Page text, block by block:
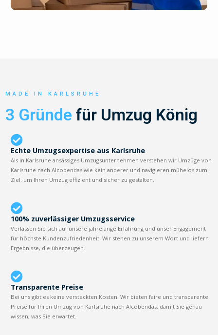
MADE IN KARLSRUHE
3 Gründe für Umzug König
Echte Umzugsexpertise aus Karlsruhe
Als in Karlsruhe ansässiges Umzugsunternehmen verstehen wir Umzüge von
Karlsruhe nach Alcobendas wie kein anderer und navigieren mühelos zum
Ziel, um Ihren Umzug effizient und sicher zu gestalten.
100% zuverlässiger Umzugsservice
Verlassen Sie sich auf unsere jahrelange Erfahrung und unser Engagement
für höchste Kundenzufriedenheit. Wir stehen zu unserem Wort und liefern
Ergebnisse, die überzeugen.
Transparente Preise
Bei uns gibt es keine versteckten Kosten. Wir bieten faire und transparente
Preise für Ihren Umzug von Karlsruhe nach Alcobendas, damit Sie genau
wissen, was Sie erwartet.